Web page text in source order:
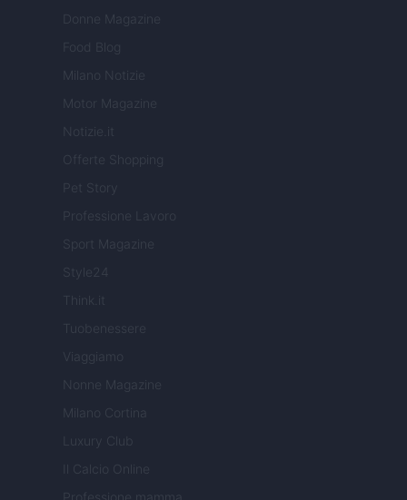
Donne Magazine
Food Blog
Milano Notizie
Motor Magazine
Notizie.it
Offerte Shopping
Pet Story
Professione Lavoro
Sport Magazine
Style24
Think.it
Tuobenessere
Viaggiamo
Nonne Magazine
Milano Cortina
Luxury Club
Il Calcio Online